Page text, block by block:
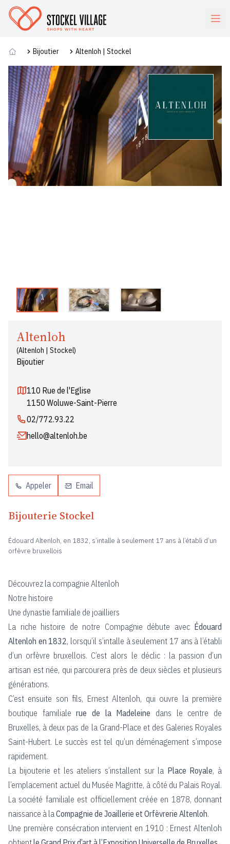
Commerces
Bijoutier Altenloh | Stockel
Altenloh
(Altenloh | Stockel)
Bijoutier
110 Rue de l'Eglise
1150 Woluwe-Saint-Pierre
02/772.93.22
hello@altenloh.be
Appeler Email
Bijouterie Stockel
Édouard Altenloh, en 1832, s’intalle à seulement 17 ans à l’établi d’un
orfèvre bruxellois
Découvrez la compagnie Altenloh
Notre histoire
Une dynastie familiale de joailliers
La riche histoire de notre Compagnie débute avec Édouard
Altenloh en 1832, lorsqu’il s’intalle à seulement 17 ans à l’établi
d’un orfèvre bruxellois. C’est alors le déclic : la passion d’un
artisan est née, qui parcourera près de deux siècles et plusieurs
générations.
C’est ensuite son fils, Ernest Altenloh, qui ouvre la première
boutique familialerue de la Madeleine dans le centre de
Bruxelles, à deux pas de la Grand-Place et des Galeries Royales
Saint-Hubert. Le succès est tel qu’un déménagement s’impose
rapidement.
La bijouterie et les ateliers s’installent sur la Place Royale, à
l’emplacement actuel du Musée Magritte, à côté du Palais Royal.
La société familiale est officiellement créée en 1878, donnant
naissance à laCompagnie de Joaillerie et Orfèvrerie Altenloh.
Une première consécration intervient en 1910 : Ernest Altenloh